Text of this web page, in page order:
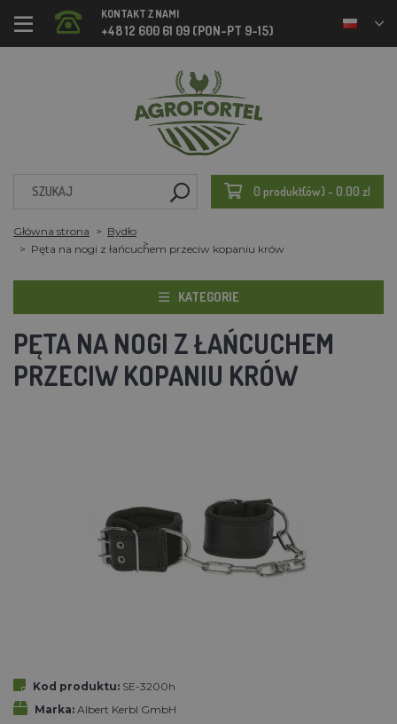
KONTAKT Z NAMI
+48 12 600 61 09 (PON-PT 9-15)
0 produkt(ów) - 0.00 zl
Główna strona
Bydło
Pęta na nogi z łańcuchem przeciw kopaniu krów
KATEGORIE
PĘTA NA NOGI Z ŁAŃCUCHEM
PRZECIW KOPANIU KRÓW
Kod produktu: SE-3200h
Marka: Albert Kerbl GmbH